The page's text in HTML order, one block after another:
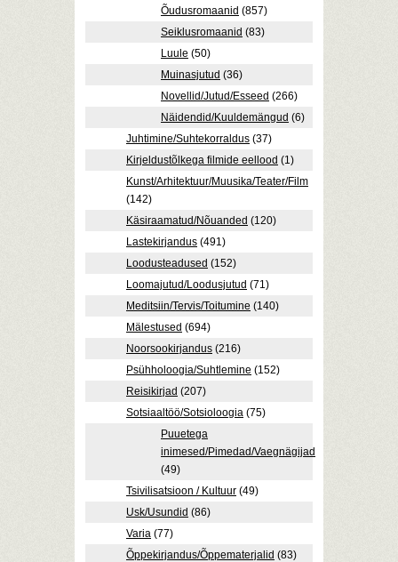
Õudusromaanid (857)
Seiklusromaanid (83)
Luule (50)
Muinasjutud (36)
Novellid/Jutud/Esseed (266)
Näidendid/Kuuldemängud (6)
Juhtimine/Suhtekorraldus (37)
Kirjeldustõlkega filmide eellood (1)
Kunst/Arhitektuur/Muusika/Teater/Film
(142)
Käsiraamatud/Nõuanded (120)
Lastekirjandus (491)
Loodusteadused (152)
Loomajutud/Loodusjutud (71)
Meditsiin/Tervis/Toitumine (140)
Mälestused (694)
Noorsookirjandus (216)
Psühholoogia/Suhtlemine (152)
Reisikirjad (207)
Sotsiaaltöö/Sotsioloogia (75)
Puuetega
inimesed/Pimedad/Vaegnägijad
(49)
Tsivilisatsioon / Kultuur (49)
Usk/Usundid (86)
Varia (77)
Õppekirjandus/Õppematerjalid (83)